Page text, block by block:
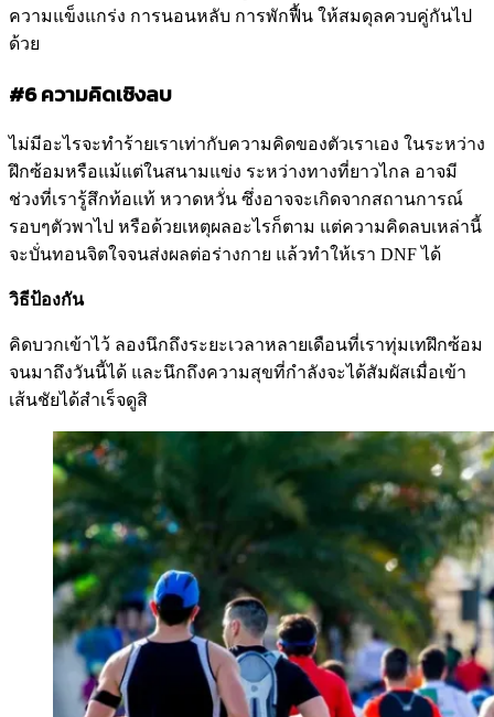
ความแข็งแกร่ง การนอนหลับ การพักฟื้น ให้สมดุลควบคู่กันไป
ด้วย
#6 ความคิดเชิงลบ
ไม่มีอะไรจะทำร้ายเราเท่ากับความคิดของตัวเราเอง ในระหว่าง
ฝึกซ้อมหรือแม้แต่ในสนามแข่ง ระหว่างทางที่ยาวไกล อาจมี
ช่วงที่เรารู้สึกท้อแท้ หวาดหวั่น ซึ่งอาจจะเกิดจากสถานการณ์
รอบๆตัวพาไป หรือด้วยเหตุผลอะไรก็ตาม แต่ความคิดลบเหล่านี้
จะบั่นทอนจิตใจจนส่งผลต่อร่างกาย แล้วทำให้เรา DNF ได้
วิธีป้องกัน
คิดบวกเข้าไว้ ลองนึกถึงระยะเวลาหลายเดือนที่เราทุ่มเทฝึกซ้อม
จนมาถึงวันนี้ได้ และนึกถึงความสุขที่กำลังจะได้สัมผัสเมื่อเข้า
เส้นชัยได้สำเร็จดูสิ